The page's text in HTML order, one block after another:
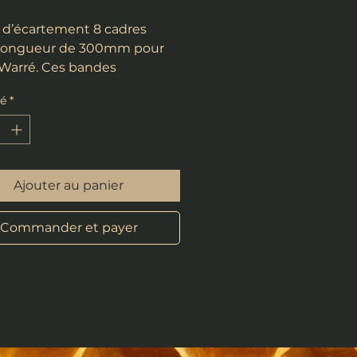
8 cadres
de 300mm pour
Ces bandes
le même espace entre
*
Ajouter au panier
Commander et payer